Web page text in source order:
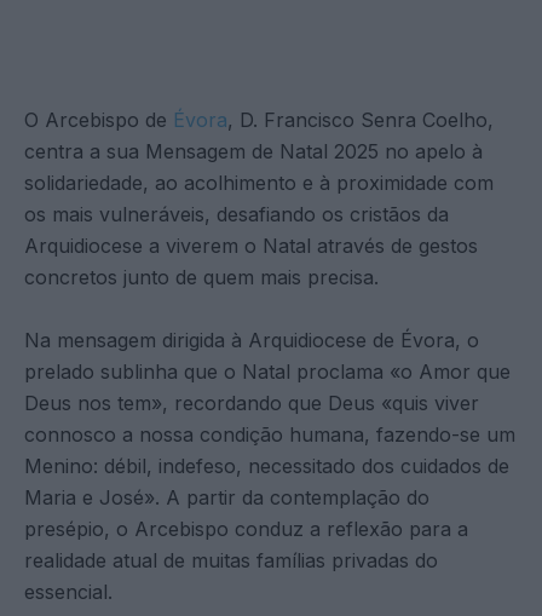
O Arcebispo de Évora, D. Francisco Senra Coelho,
centra a sua Mensagem de Natal 2025 no apelo à
solidariedade, ao acolhimento e à proximidade com
os mais vulneráveis, desafiando os cristãos da
Arquidiocese a viverem o Natal através de gestos
concretos junto de quem mais precisa.
Na mensagem dirigida à Arquidiocese de Évora, o
prelado sublinha que o Natal proclama «o Amor que
Deus nos tem», recordando que Deus «quis viver
connosco a nossa condição humana, fazendo-se um
Menino: débil, indefeso, necessitado dos cuidados de
Maria e José». A partir da contemplação do
presépio, o Arcebispo conduz a reflexão para a
realidade atual de muitas famílias privadas do
essencial.